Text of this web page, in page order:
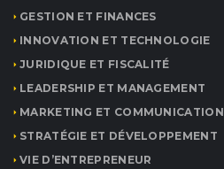
GESTION ET FINANCES
INNOVATION ET TECHNOLOGIE
JURIDIQUE ET FISCALITÉ
LEADERSHIP ET MANAGEMENT
MARKETING ET COMMUNICATION
STRATÉGIE ET DÉVELOPPEMENT
VIE D’ENTREPRENEUR